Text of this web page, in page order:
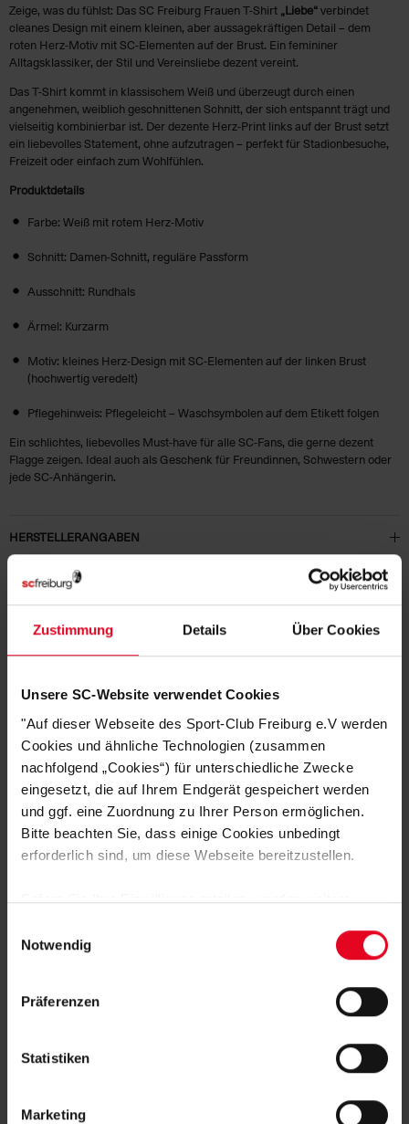
Zustimmung Details Über Cookies
Unsere SC-Website verwendet Cookies
"Auf dieser Webseite des Sport-Club Freiburg e.V werden
Cookies und ähnliche Technologien (zusammen
nachfolgend „Cookies“) für unterschiedliche Zwecke
eingesetzt, die auf Ihrem Endgerät gespeichert werden
und ggf. eine Zuordnung zu Ihrer Person ermöglichen.
Bitte beachten Sie, dass einige Cookies unbedingt
erforderlich sind, um diese Webseite bereitzustellen.
Sofern Sie Ihre Einwilligung erteilen, werden weitere
Daten von Ihnen (z.B. persönlichen Identifikatoren oder
IP-Adressen) verarbeitet werden. Durch Klicken auf den
Speicherung aller aufgeführten Cookies und der
Daten für die unten jeweils angegebene Zwecke gem. §
25 Abs. 1 TDDDG, Art. 6 Abs. 1 lit. a DSGVO zu. Sie
Klicken auf den „Auswahl erlauben“-Button bestätigen.
Notwendig
Präferenzen
Statistiken
Marketing
Zeige, was du fühlst: Das SC Freiburg Frauen T-Shirt „Liebe“verbindet
cleanes Design mit einem kleinen, aber aussagekräftigen Detail – dem
roten Herz-Motiv mit SC-Elementen auf der Brust. Ein femininer
Alltagsklassiker, der Stil und Vereinsliebe dezent vereint.
Das T-Shirt kommt in klassischem Weiß und überzeugt durch einen
angenehmen, weiblich geschnittenen Schnitt, der sich entspannt trägt und
vielseitig kombinierbar ist. Der dezente Herz-Print links auf der Brust setzt
ein liebevolles Statement, ohne aufzutragen – perfekt für Stadionbesuche,
Freizeit oder einfach zum Wohlfühlen.
Produktdetails
Farbe: Weiß mit rotem Herz-Motiv
Schnitt: Damen-Schnitt, reguläre Passform
Ausschnitt: Rundhals
Ärmel: Kurzarm
Motiv: kleines Herz-Design mit SC-Elementen auf der linken Brust
(hochwertig veredelt)
Pflegehinweis: Pflegeleicht – Waschsymbolen auf dem Etikett folgen
Ein schlichtes, liebevolles Must-have für alle SC-Fans, die gerne dezent
Flagge zeigen. Ideal auch als Geschenk für Freundinnen, Schwestern oder
jede SC-Anhängerin.
HERSTELLERANGABEN
KUNDENBEWERTUNGEN (15)
Artikelnummer:
Logistiknummer: EM001787-001
PASSEND DAZU
SALE